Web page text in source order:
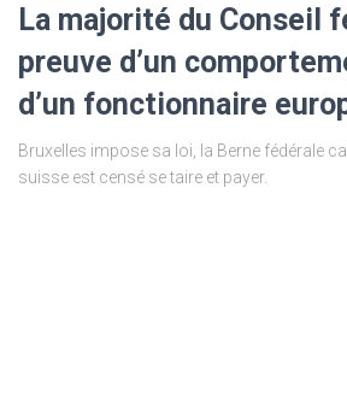
La majorité du Conseil
preuve d’un
d’un fonctionnaire
Bruxelles impose sa loi, la Berne fédérale
suisse est censé se taire et payer.